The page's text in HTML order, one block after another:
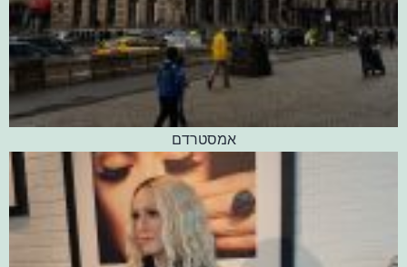
אמסטרדם